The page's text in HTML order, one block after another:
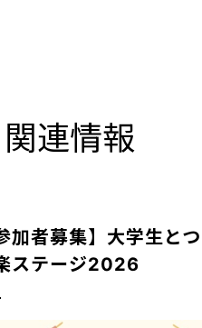
関連情報
加者募集】大学生と
ステージ2026